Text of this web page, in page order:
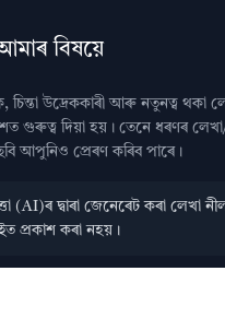
বিষয়ে
চিন্তা উদ্রেককাৰী আৰু নতুনত্ব থকা
গুৰুত্ব দিয়া হয়। তেনে ধৰণৰ
আপুনিও প্রেৰণ কৰিব পাৰে।
(AI)ৰ দ্বাৰা জেনেৰেট কৰা লেখা
প্ৰকাশ কৰা নহয়।